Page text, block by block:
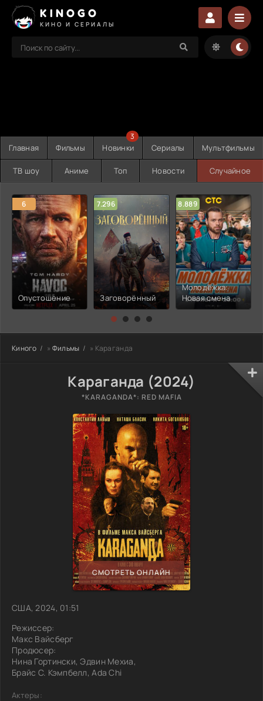
KINOGO
КИНО И СЕРИАЛЫ
Главная Фильмы Новинки
3
Сериалы Мультфильмы
ТВ шоу Аниме Топ Новости Случайное
6
Опустошение
7.296
Заговорённый
8.889
Молодёжка:
Новая смена
Киного » Фильмы » Караганда
Караганда (2024)
*KARAGANDA*: RED MAFIA
СМОТРЕТЬ ОНЛАЙН
США, 2024, 01:51
Режиссер:
Макс Вайсберг
Продюсер:
Нина Гортински, Эдвин Мехиа,
Брайс С. Кэмпбелл, Ada Chi
Актеры: